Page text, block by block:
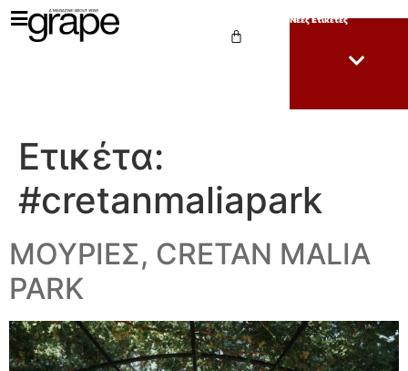
Νέες Ετικέτες
Ετικέτα:
#cretanmaliapark
ΜΟΥΡΙΕΣ, CRETAN MALIA
PARK